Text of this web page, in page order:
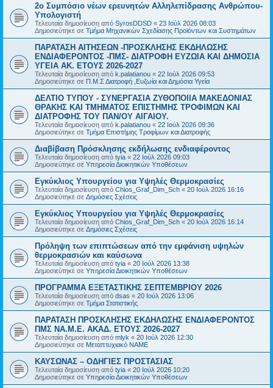
2ο Συμπόσιο νέων ερευνητών Αλληλεπίδρασης Ανθρώπου-
Υπολογιστή
Τελευταία δημοσίευση από SyrosDDSD « 23 Ιούλ 2026 08:03
Δημοσιεύτηκε σε Τμήμα Μηχανικών Σχεδίασης Προϊόντων και Συστημάτων
ΠΑΡΑΤΑΣΗ ΑΙΤΗΣΕΩΝ -ΠΡΟΣΚΛΗΣΗΣ ΕΚΔΗΛΩΣΗΣ
ΕΝΔΙΑΦΕΡΟΝΤΟΣ -ΠΜΣ- ΔΙΑΤΡΟΦΗ ΕΥΖΩΙΑ ΚΑΙ ΔΗΜΟΣΙΑ
ΥΓΕΙΑ AK. ETOYΣ 2026-2027
Τελευταία δημοσίευση από k.palatianou « 22 Ιούλ 2026 09:53
Δημοσιεύτηκε σε Π.Μ.Σ Διατροφή ,Ευζωία και Δημόσια Υγεία
ΔΕΛΤΙΟ ΤΥΠΟΥ - ΣΥΝΕΡΓΑΣΙΑ ΖΥΘΟΠΟΙΙΑ ΜΑΚΕΔΟΝΙΑΣ
ΘΡΑΚΗΣ ΚΑΙ ΤΜΗΜΑΤΟΣ ΕΠΙΣΤΗΜΗΣ ΤΡΟΦΙΜΩΝ ΚΑΙ
ΔΙΑΤΡΟΦΗΣ ΤΟΥ ΠΑΝ/ΟΥ ΑΙΓΑΙΟΥ.
Τελευταία δημοσίευση από k.palatianou « 22 Ιούλ 2026 09:36
Δημοσιεύτηκε σε Τμήμα Επιστήμης Τροφίμων και Διατροφής
Διαβίβαση Πρόσκλησης εκδήλωσης ενδιαφέροντος
Τελευταία δημοσίευση από tyia « 22 Ιούλ 2026 09:03
Δημοσιεύτηκε σε Υπηρεσία Διοικητικών Υποθέσεων
Εγκύκλιος Υπουργείου για Υψηλές Θερμοκρασίες
Τελευταία δημοσίευση από Chios_Graf_Dim_Sch « 20 Ιούλ 2026 16:16
Δημοσιεύτηκε σε Δημόσιες Σχέσεις
Εγκύκλιος Υπουργείου για Υψηλές Θερμοκρασίες
Τελευταία δημοσίευση από Chios_Graf_Dim_Sch « 20 Ιούλ 2026 16:14
Δημοσιεύτηκε σε Δημόσιες Σχέσεις
Πρόληψη των επιπτώσεων από την εμφάνιση υψηλών
θερμοκρασιών και καύσωνα
Τελευταία δημοσίευση από tyia « 20 Ιούλ 2026 13:38
Δημοσιεύτηκε σε Υπηρεσία Διοικητικών Υποθέσεων
ΠΡΟΓΡΑΜΜΑ ΕΞΕΤΑΣΤΙΚΗΣ ΣΕΠΤΕΜΒΡΙΟΥ 2026
Τελευταία δημοσίευση από dsas « 20 Ιούλ 2026 13:06
Δημοσιεύτηκε σε Τμήμα Στατιστικής
ΠΑΡΑΤΑΣΗ ΠΡΟΣΚΛΗΣΗΣ ΕΚΔΗΛΩΣΗΣ ΕΝΔΙΑΦΕΡΟΝΤΟΣ
ΠΜΣ ΝΑ.Μ.Ε. ΑΚΑΔ. ΕΤΟΥΣ 2026-2027
Τελευταία δημοσίευση από mlyk « 20 Ιούλ 2026 12:30
Δημοσιεύτηκε σε Μεταπτυχιακό ΝΑΜΕ
ΚΑΥΣΩΝΑΣ – ΟΔΗΓΙΕΣ ΠΡΟΣΤΑΣΙΑΣ
Τελευταία δημοσίευση από tyia « 20 Ιούλ 2026 10:20
Δημοσιεύτηκε σε Υπηρεσία Διοικητικών Υποθέσεων